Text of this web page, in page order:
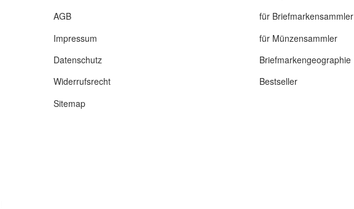
AGB
Impressum
Datenschutz
Widerrufsrecht
Sitemap
für Briefmarkensammler
für Münzensammler
Briefmarkengeographie
Bestseller